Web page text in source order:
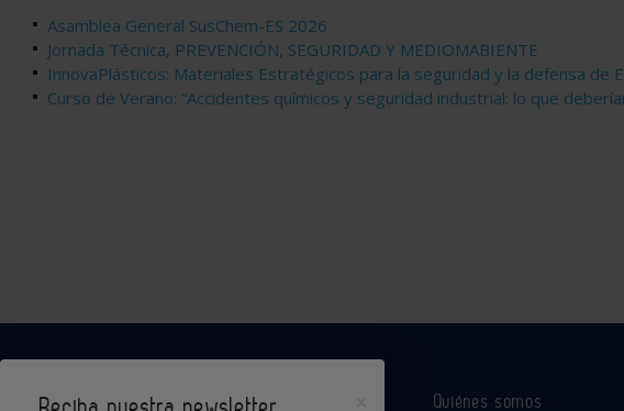
Asamblea General SusChem-ES 2026
Jornada Técnica, PREVENCIÓN, SEGURIDAD Y MEDIOMABIENTE
InnovaPlásticos: Materiales Estratégicos para la seguridad y la defensa de
Curso de Verano: “Accidentes químicos y seguridad industrial: lo que
Quiénes somos